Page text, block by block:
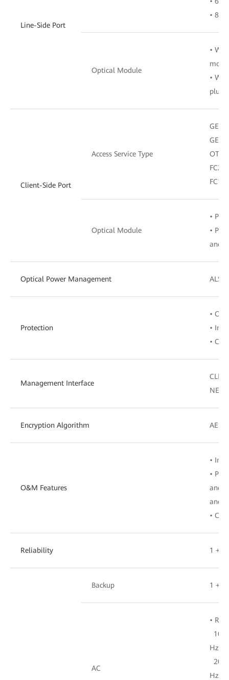
Line-Side Port
•
Optical Module
•
•
Client-Side Port
Access Service Type
GE,
Optical Module
•
•
and
Optical Power Management ALS,
Protection
•
•
•
Management Interface
CLI,
Encryption Algorithm AES-
O&M Features
•
•
and
and
•
Reliability 1 + 1
Backup 1 + 1
AC
•
100
Hz)
200
Hz)